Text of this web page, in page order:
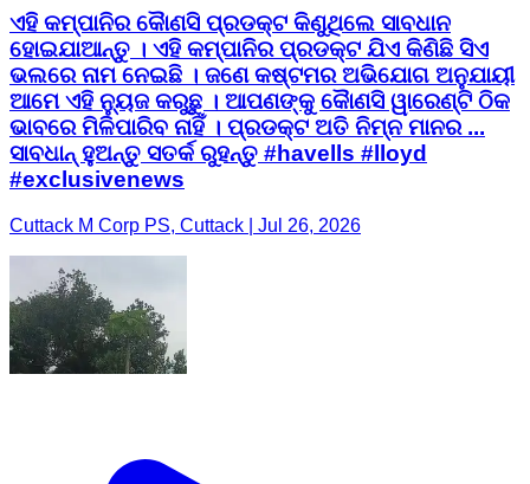
ଏହି କମ୍ପାନିର କୈାଣସି ପ୍ରଡକ୍ଟ କିଣୁଥିଲେ ସାବଧାନ
ହୋଇଯାଆନ୍ତୁ । ଏହି କମ୍ପାନିର ପ୍ରଡକ୍ଟ ଯିଏ କିଣିଛି ସିଏ
ଭଲରେ ନାମ ନେଇଛି । ଜଣେ କଷ୍ଟମର ଅଭିଯୋଗ ଅନୁଯାୟୀ
ଆମେ ଏହି ନ୍ୟୁଜ କରୁଛୁ । ଆପଣଙ୍କୁ କୈାଣସି ୱାରେଣ୍ଟି ଠିକ
ଭାବରେ ମିଳିପାରିବ ନାହିଁ । ପ୍ରଡକ୍ଟ ଅତି ନିମ୍ନ ମାନର ...
ସାବଧାନ୍ ହୁଅନ୍ତୁ ସତର୍କ ରୁହନ୍ତୁ #havells #lloyd
#exclusivenews
Cuttack M Corp PS, Cuttack | Jul 26, 2026